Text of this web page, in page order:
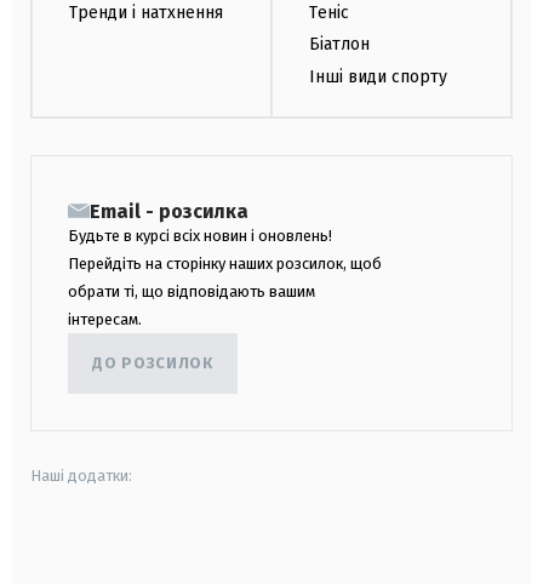
Тренди і натхнення
Теніс
Біатлон
Інші види спорту
Email - розсилка
Будьте в курсі всіх новин і оновлень!
Перейдіть на сторінку наших розсилок, щоб
обрати ті, що відповідають вашим
інтересам.
ДО РОЗСИЛОК
Наші додатки: